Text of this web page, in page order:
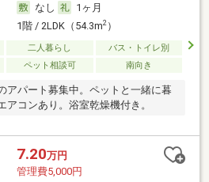
なし
1ヶ月
1階 / 2LDK（54.3m2）
二人暮らし
バス・トイレ別
ペット相談可 南向き
アパート募集中。ペットと一緒に暮
アコンあり。浴室乾燥機付き。
7.20万円
管理費5,000円